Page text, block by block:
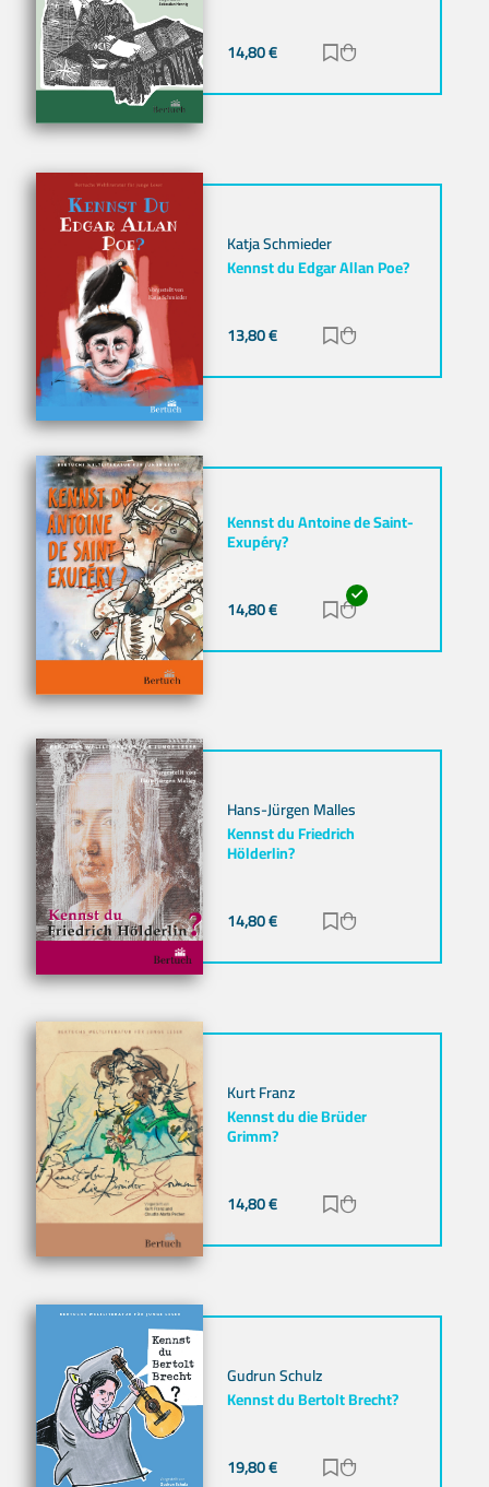
14,80€ Zur Merkliste
Katja Schmieder
Kennst du Edgar Allan Poe?
13,80€ Zur Merkliste
Kennst du Antoine de Saint-
Exupéry?
14,80€ Zur Merkliste
Zum Warenkorb
Hans-Jürgen Malles
Kennst du Friedrich
Hölderlin?
14,80€ Zur Merkliste
Kurt Franz
Kennst du die Brüder
Grimm?
14,80€ Zur Merkliste
Gudrun Schulz
Kennst du Bertolt Brecht?
19,80€ Zur Merkliste